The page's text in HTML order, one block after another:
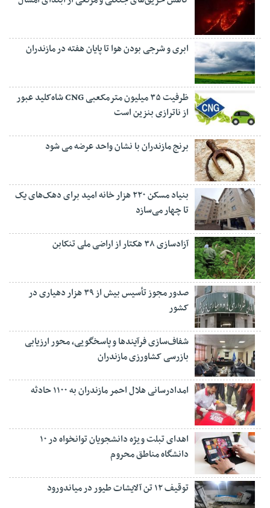
ابری و شرجی بودن هوا تا پایان هفته در مازندران
ظرفیت ۳۵ میلیون مترمکعبی CNG شاه‌کلید عبور
از ناترازی بنزین است
برنج مازندران با نشان واحد عرضه می شود
بنیاد مسکن ۲۲۰ هزار خانه امید برای دهک‌های یک
تا چهار می‌سازد
آزادسازی ۳۸ هکتار از اراضی ملی تنکابن
صدور مجوز تأسیس بیش از ۳۹ هزار دهیاری در
کشور
شفاف‌سازی فرآیند‌ها و پاسخگویی، محور ارزیابی
بازرسی کشاورزی مازندران
امدادرسانی هلال احمر مازندران به ۱۱۰۰ حادثه
اهدای تبلت ویژه دانشجویان توانخواه در ۱۰
دانشگاه مناطق محروم
توقیف ۱۲ تن آلایشات طیور در میاندورود